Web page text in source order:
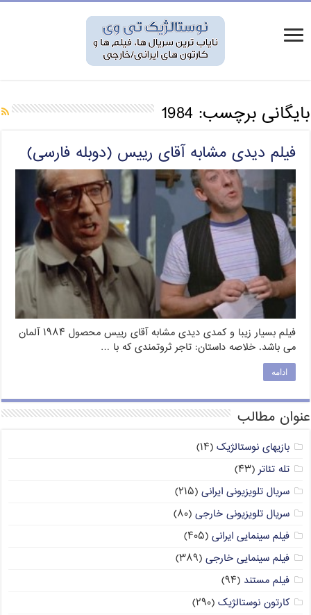
بایگانی برچسب:1984
فیلم دیدی مشابه آقای رییس (دوبله فارسی)
فیلم بسیار زیبا و کمدی دیدی مشابه آقای رییس محصول ۱۹۸۴ آلمان
می باشد. خلاصه داستان: تاجر ثروتمندی که با …
ادامه
عنوان مطالب
بازیهای نوستالژیک (۱۴)
تله تئاتر (۴۳)
سریال تلویزیونی ایرانی (۲۱۵)
سریال تلویزیونی خارجی (۸۰)
فیلم سینمایی ایرانی (۴۰۵)
فیلم سینمایی خارجی (۳۸۹)
فیلم مستند (۹۴)
کارتون نوستالژیک (۲۹۰)